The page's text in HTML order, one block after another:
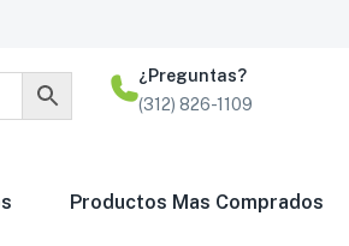
¿Preguntas?
(312) 826-1109
Productos Mas Comprados